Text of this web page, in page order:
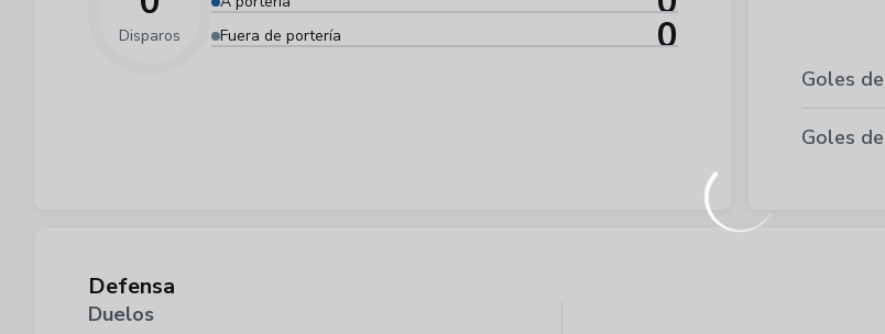
Goles
Goles
Disparos Fuera de portería 0
Defensa
Duelos